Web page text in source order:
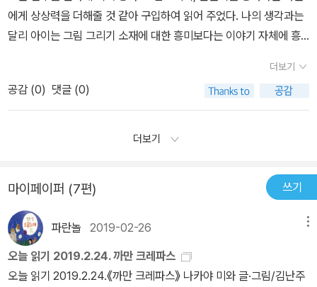
에게 상상력을 더해줄 것 같아 구입하여 읽어 주었다. 나의 생각과는
달리 아이는 그림 그리기 소재에 대한 흥미보다는 이야기 자체에 흥
지 않다. 목적이야 어찌되었건재미있게 책을 읽었으니 만족한다. 흰
도화지 위에 아이의 인생길을 만들어 주는 것 보다는 아이 스스로 인
생길을만들 수 있도록 도와주는 것이 올바른 방법이 아닐까하는 생각
더보기
공감 (0) 댓글 (0)
더보기
마이페이퍼 (7편) 쓰기
파란놀 2019-02-26
오늘 읽기 2019.2.24. 까만 크레파스
오늘 읽기 2019.2.24.《까만 크레파스》 나카야 미와 글·그림/김난주